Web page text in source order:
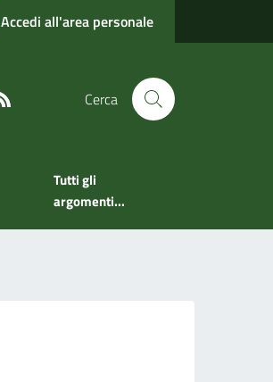
Accedi all'area personale
Cerca
Tutti gli
argomenti...